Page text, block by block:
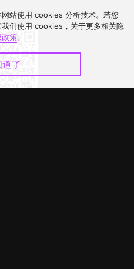
站使用 cookies 分析技术。若您
们使用 cookies，关于更多相关隐
政策。
了